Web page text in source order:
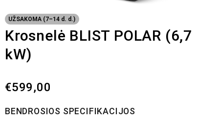
UŽSAKOMA (7–14 d. d.)
Krosnelė BLIST POLAR (6,7
kW)
€599,00
BENDROSIOS SPECIFIKACIJOS